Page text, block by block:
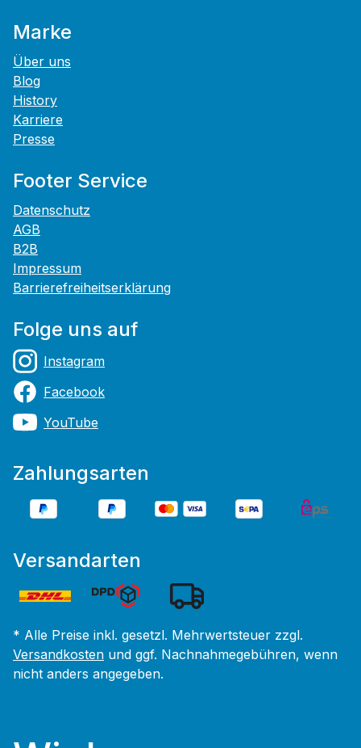
Marke
Über uns
Blog
History
Karriere
Presse
Footer Service
Datenschutz
AGB
B2B
Impressum
Barrierefreiheitserklärung
Folge uns auf
Instagram
Facebook
YouTube
Zahlungsarten
Versandarten
* Alle Preise inkl. gesetzl. Mehrwertsteuer zzgl.
Versandkosten und ggf. Nachnahmegebühren, wenn
nicht anders angegeben.